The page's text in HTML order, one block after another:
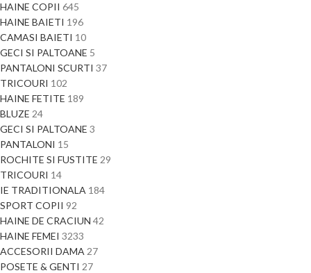
HAINE COPII 645
HAINE BAIETI 196
CAMASI BAIETI 10
GECI SI PALTOANE 5
PANTALONI SCURTI 37
TRICOURI 102
HAINE FETITE 189
BLUZE 24
GECI SI PALTOANE 3
PANTALONI 15
ROCHITE SI FUSTITE 29
TRICOURI 14
IE TRADITIONALA 184
SPORT COPII 92
HAINE DE CRACIUN 42
HAINE FEMEI 3233
ACCESORII DAMA 27
POSETE & GENTI 27